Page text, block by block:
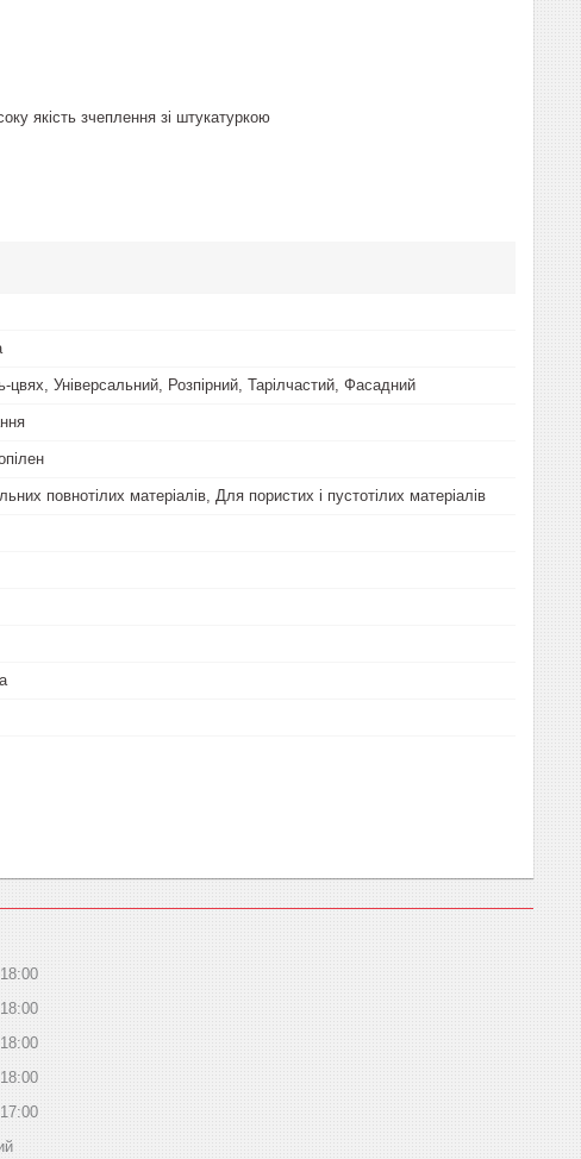
якість зчеплення зі штукатуркою
цвях, Універсальний, Розпірний, Тарілчастий, Фасадний
повнотілих матеріалів, Для пористих і пустотілих матеріалів
18:00
18:00
18:00
18:00
17:00